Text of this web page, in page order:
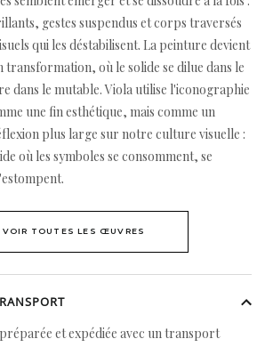
gestes suspendus et corps traversés
qui les déstabilisent. La peinture devient
transformation, où le solide se dilue dans le
dans le mutable. Viola utilise l'iconographie
une fin esthétique, mais comme un
plus large sur notre culture visuelle :
où les symboles se consomment, se
VOIR TOUTES LES ŒUVRES
et expédiée avec un transport